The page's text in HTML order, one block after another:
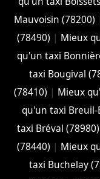
Mauvoisin (78200)
(78490) | Mieux
qu'un taxi
taxi Bougival
(78410) | Mieux
qu'un taxi Breuil-
taxi Bréval (78980)
(78440) | Mieux
taxi Buchelay